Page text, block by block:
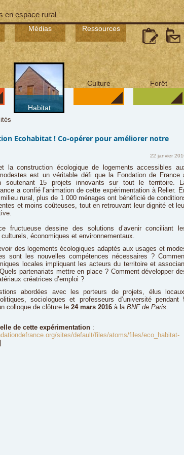
en espace rural
Médias Ressources
Habitat
Culture Forêt
Ecohabitat ! Co-opérer pour améliorer notre
22 janvier
la construction écologique de logements accessibles
est un véritable défi que la Fondation de France
soutenant 15 projets innovants sur tout le territoire.
a confié l’animation de cette expérimentation à Relier.
rural, plus de 1 000 ménages ont bénéficié de
et moins coûteuses, tout en retrouvant leur dignité et
fructueuse dessine des solutions d’avenir conciliant
économiques et environnementaux.
des logements écologiques adaptés aux usages et
sont les nouvelles compétences nécessaires ?
locales impliquant les acteurs du territoire et
partenariats mettre en place ? Comment développer
créatrices d’emploi ?
abordées avec les porteurs de projets, élus
sociologues et professeurs d’université pendant
colloque de clôture le 24 mars 2016 à la BNF de Paris.
de cette expérimentation :
sites/default/files/atoms/files/eco_habitat-
]